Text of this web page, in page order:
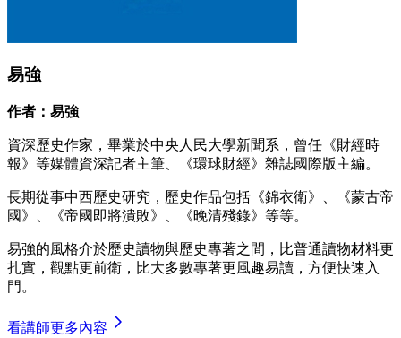
易強
作者：易強
資深歷史作家，畢業於中央人民大學新聞系，曾任《財經時
報》等媒體資深記者主筆、《環球財經》雜誌國際版主編。
長期從事中西歷史研究，歷史作品包括《錦衣衛》、《蒙古帝
國》、《帝國即將潰敗》、《晚清殘錄》等等。
易強的風格介於歷史讀物與歷史專著之間，比普通讀物材料更
扎實，觀點更前衛，比大多數專著更風趣易讀，方便快速入
門。
看講師更多內容